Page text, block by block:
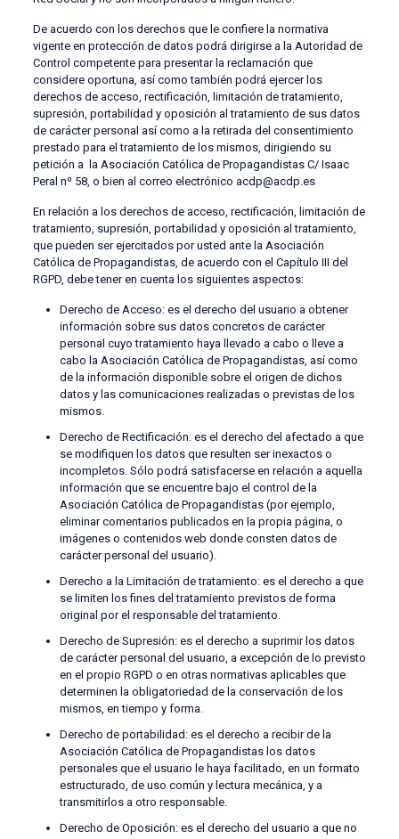
De acuerdo con los derechos que le confiere la normativa
vigente en protección de datos podrá dirigirse a la Autoridad de
Control competente para presentar la reclamación que
considere oportuna, así como también podrá ejercer los
derechos de acceso, rectificación, limitación de tratamiento,
supresión, portabilidad y oposición al tratamiento de sus datos
de carácter personal así como a la retirada del consentimiento
prestado para el tratamiento de los mismos, dirigiendo su
petición a la Asociación Católica de Propagandistas C/ Isaac
Peral nº 58, o bien al correo electrónico acdp@acdp.es
En relación a los derechos de acceso, rectificación, limitación de
tratamiento, supresión, portabilidad y oposición al tratamiento,
que pueden ser ejercitados por usted ante la Asociación
Católica de Propagandistas, de acuerdo con el Capítulo III del
RGPD, debe tener en cuenta los siguientes aspectos:
Derecho de Acceso: es el derecho del usuario a obtener
información sobre sus datos concretos de carácter
personal cuyo tratamiento haya llevado a cabo o lleve a
cabo la Asociación Católica de Propagandistas, así como
de la información disponible sobre el origen de dichos
datos y las comunicaciones realizadas o previstas de los
mismos.
Derecho de Rectificación: es el derecho del afectado a que
se modifiquen los datos que resulten ser inexactos o
incompletos. Sólo podrá satisfacerse en relación a aquella
información que se encuentre bajo el control de la
Asociación Católica de Propagandistas (por ejemplo,
eliminar comentarios publicados en la propia página, o
imágenes o contenidos web donde consten datos de
carácter personal del usuario).
Derecho a la Limitación de tratamiento: es el derecho a que
se limiten los fines del tratamiento previstos de forma
original por el responsable del tratamiento.
Derecho de Supresión: es el derecho a suprimir los datos
de carácter personal del usuario, a excepción de lo previsto
en el propio RGPD o en otras normativas aplicables que
determinen la obligatoriedad de la conservación de los
mismos, en tiempo y forma.
Derecho de portabilidad: es el derecho a recibir de la
Asociación Católica de Propagandistas los datos
personales que el usuario le haya facilitado, en un formato
estructurado, de uso común y lectura mecánica, y a
transmitirlos a otro responsable.
Derecho de Oposición: es el derecho del usuario a que no